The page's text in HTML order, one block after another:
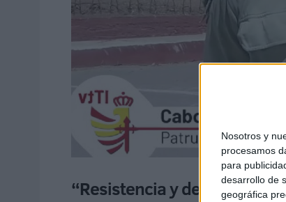
Nosotros y
procesamos
para
desarrollo de
geográfica
“Resistencia y destreza”